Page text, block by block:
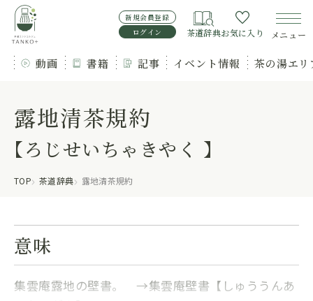
新規会員登録
ログイン
茶道辞典お気に入り メニュー
動画 書籍 記事 イベント情報 茶の湯エ
露地清茶規約
【ろじせいちゃきやく 】
TOP 茶道辞典 露地清茶規約
意味
集雲庵露地の壁書。 →集雲庵壁書【しゅううんあ